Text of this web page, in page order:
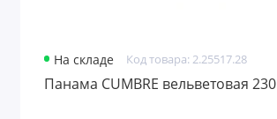
На складе Код товара: 2.25517.28
Панама CUMBRE вельветовая 230